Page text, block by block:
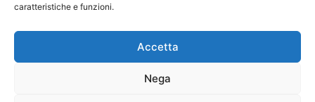
caratteristiche e funzioni.
Accetta
Nega
Castaldi Luca | P.IVA
IT07259351216